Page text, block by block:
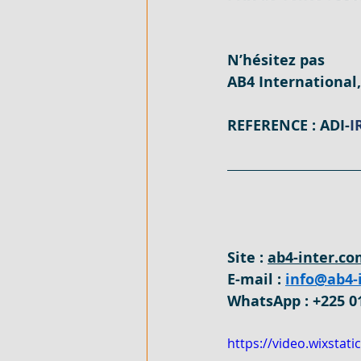
VILLA BASSE 5 PIECES - EN
N’hésitez pas
AB4
REFERENCE : ADI-
Site : ab4-
E-mail :
WhatsApp : +225
https://